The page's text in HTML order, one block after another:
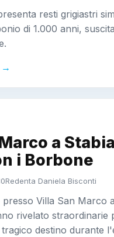
resti grigiastri
di 1.000 anni,
→
a
i Borbone
Redenta Daniela Bisconti
Villa San Marco
rivelato straordinarie
tragico destino durante